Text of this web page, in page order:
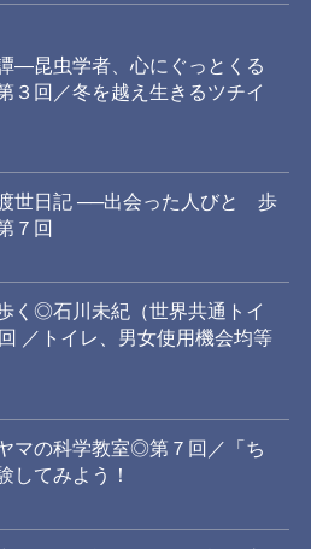
―昆虫学者、心にぐっとくる
回／冬を越え生きるツチイ
渡世日記 ──出会った人びと 歩
７回
く◎石川未紀（世界共通トイ
／トイレ、男女使用機会均等
マの科学教室◎第７回／「ち
してみよう！